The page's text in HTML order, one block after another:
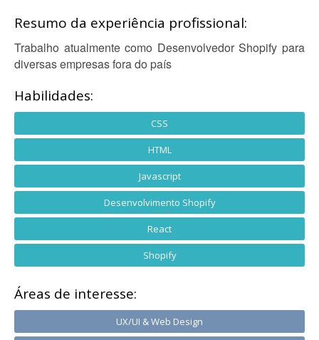
Resumo da experiência profissional:
Trabalho atualmente como Desenvolvedor Shopify para
diversas empresas fora do país
Habilidades:
CSS
HTML
Javascript
Desenvolvimento Shopify
React
Shopify
Áreas de interesse:
UX/UI & Web Design